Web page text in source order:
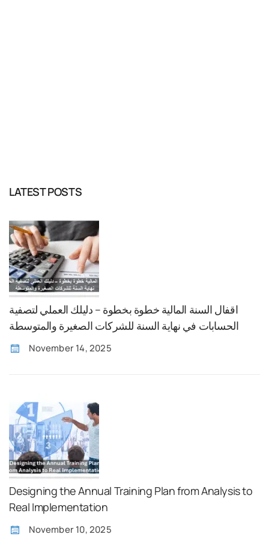
LATEST POSTS
اقفال السنة المالية خطوة بخطوة – دليلك العملي لتصفية
الحسابات في نهاية السنة للشركات الصغيرة والمتوسطة
November 14, 2025
Designing the Annual Training Plan from Analysis to
Real Implementation
November 10, 2025